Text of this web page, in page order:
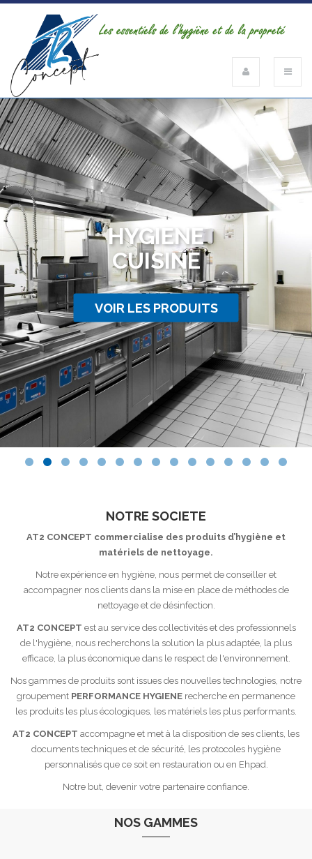
HYGIENE
CUISINE
VOIR LES PRODUITS
NOTRE SOCIETE
AT2 CONCEPT commercialise des produits d’hygiène et
matériels de nettoyage.
Notre expérience en hygiène, nous permet de conseiller et
accompagner nos clients dans la mise en place de méthodes de
nettoyage et de désinfection.
AT2 CONCEPT est au service des collectivités et des professionnels
de l'hygiène, nous recherchons la solution la plus adaptée, la plus
efficace, la plus économique dans le respect de l'environnement.
Nos gammes de produits sont issues des nouvelles technologies, notre
groupement PERFORMANCE HYGIENE recherche en permanence
les produits les plus écologiques, les matériels les plus performants.
AT2 CONCEPT accompagne et met à la disposition de ses clients, les
documents techniques et de sécurité, les protocoles hygiène
personnalisés que ce soit en restauration ou en Ehpad.
Notre but, devenir votre partenaire confiance.
NOS GAMMES